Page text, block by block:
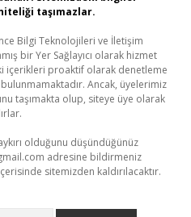
taşımazlar.
Bilgi Teknolojileri ve İletişim
bir Yer Sağlayıcı olarak hizmet
içerikleri proaktif olarak denetleme
Ancak, üyelerimiz
taşımakta olup, siteye üye olarak
olduğunu düşündüğünüz
adresine bildirmeniz
sitemizden kaldırılacaktır.